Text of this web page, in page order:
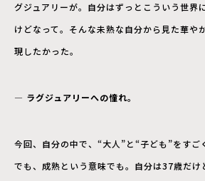
グジュアリーが。自分はずっとこういう世界
けどなって。そんな未熟な自分から見た華や
現したかった。
― ラグジュアリーへの憧れ。
今回、自分の中で、“大人”と“子ども”をすご
でも、成熟という意味でも。自分は37歳だ